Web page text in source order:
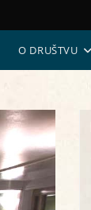
O DRUŠTVU